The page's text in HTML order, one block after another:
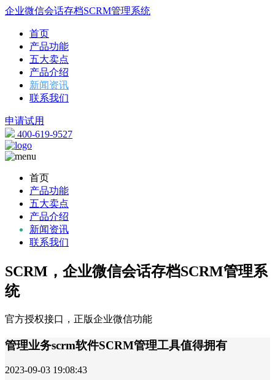
企业微信会话存档SCRM管理系统
首页
产品功能
五大卖点
产品介绍
新闻资讯
联系我们
申请试用
400-619-9527
首页
产品功能
五大卖点
产品介绍
新闻资讯
联系我们
SCRM，企业微信会话存档SCRM管理系
统
官方授权接口，正版企业微信功能
管理业务scrm软件SCRM管理工具值得拥有
2023-09-03 19:08:43